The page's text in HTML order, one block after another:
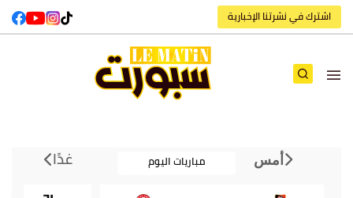
اشترك في نشرتنا الإخبارية
أمس مباريات اليوم غدًا